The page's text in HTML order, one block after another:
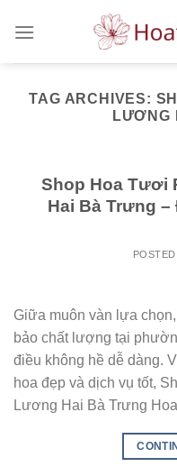
TAG ARCHIVES:
LƯƠNG
Shop Hoa Tươi
Hai Bà Trưng
Giữa muôn vàn lựa
bảo chất lượng tại
điều không hề dễ dàng.
hoa đẹp và dịch vụ tốt,
Lương Hai Bà Trưng